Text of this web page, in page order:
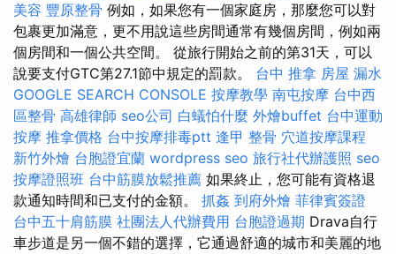
美容 豐原整骨 例如，如果您有一個家庭房，那麼您可以對
包裹更加滿意，更不用說這些房間通常有幾個房間，例如兩
個房間和一個公共空間。 從旅行開始之前的第31天，可以
說要支付GTC第27.1節中規定的罰款。 台中 推拿 房屋 漏水
GOOGLE SEARCH CONSOLE 按摩教學 南屯按摩 台中西
區整骨 高雄律師 seo公司 白蟻怕什麼 外燴buffet 台中運動
按摩 推拿價格 台中按摩排毒ptt 逢甲 整骨 穴道按摩課程
新竹外燴 台胞證宜蘭 wordpress seo 旅行社代辦護照 seo
按摩證照班 台中筋膜放鬆推薦 如果終止，您可能有資格退
款通知時間和已支付的金額。 抓姦 到府外燴 菲律賓簽證
台中五十肩筋膜 社團法人代辦費用 台胞證過期 Drava自行
車步道是另一個不錯的選擇，它通過舒適的城市和美麗的地